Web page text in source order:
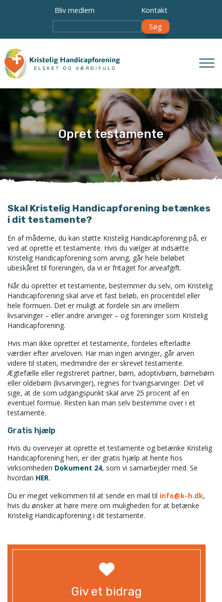
Bliv medlem Kontakt
Opret testamente
Giv et bidrag
Skal Kristelig Handicapforening betænkes
i dit testamente?
En af måderne, du kan støtte Kristelig Handicapforening på, er
ved at oprette et testamente. Hvis du vælger at indsætte
Kristelig Handicapforening som arving, går hele beløbet
ubeskåret til foreningen, da vi er fritaget for arveafgift.
Når du opretter et testamente, bestemmer du selv, om Kristelig
Handicapforening skal arve et fast beløb, en procentdel eller
hele formuen. Det er muligt at fordele sin arv imellem
livsarvinger – eller andre arvinger – og foreninger som Kristelig
Handicapforening.
Hvis man ikke opretter et testamente, fordeles efterladte
værdier efter arveloven. Har man ingen arvinger, går arven
videre til staten, medmindre der er skrevet testamente.
Ægtefælle eller registreret partner, børn, adoptivbørn, børnebørn
eller oldebørn (livsarvinger), regnes for tvangsarvinger. Det vil
sige, at de som udgangspunkt skal arve 25 procent af en
eventuel formue. Resten kan man selv bestemme over i et
testamente.
Gratis hjælp
Hvis du overvejer at oprette et testamente og betænke Kristelig
Handicapforening heri, er der gratis hjælp at hente hos
virksomheden Dokument 24, som vi samarbejder med. Se
hvordan HER.
Du er meget velkommen til at sende en mail til info@k-h.dk,
hvis du ønsker at høre mere om muligheden for at betænke
Kristelig Handicapforening i dit testamente.